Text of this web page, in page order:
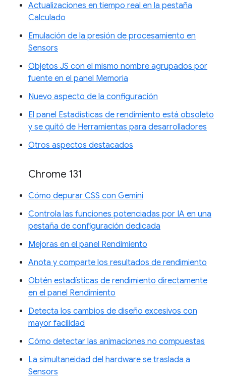
Actualizaciones en tiempo real en la pestaña
Calculado
Emulación de la presión de procesamiento en
Sensors
Objetos JS con el mismo nombre agrupados por
fuente en el panel Memoria
Nuevo aspecto de la configuración
El panel Estadísticas de rendimiento está obsoleto
y se quitó de Herramientas para desarrolladores
Otros aspectos destacados
Chrome 131
Cómo depurar CSS con Gemini
Controla las funciones potenciadas por IA en una
pestaña de configuración dedicada
Mejoras en el panel Rendimiento
Anota y comparte los resultados de rendimiento
Obtén estadísticas de rendimiento directamente
en el panel Rendimiento
Detecta los cambios de diseño excesivos con
mayor facilidad
Cómo detectar las animaciones no compuestas
La simultaneidad del hardware se traslada a
Sensors